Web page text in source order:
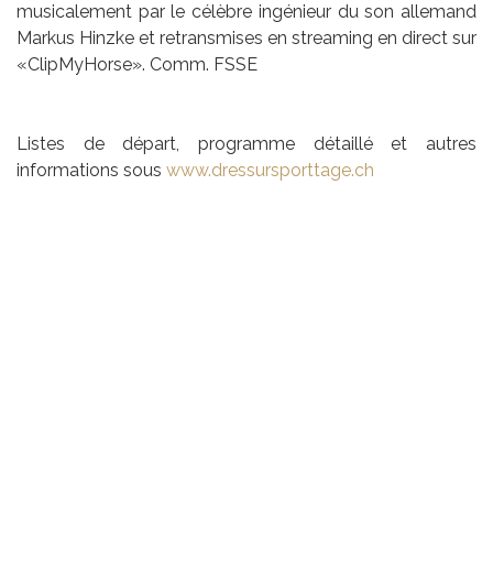
musicalement par le célèbre ingénieur du son allemand
Markus Hinzke et retransmises en streaming en direct sur
«ClipMyHorse». Comm. FSSE
Listes de départ, programme détaillé et autres
informations sous www.dressursporttage.ch